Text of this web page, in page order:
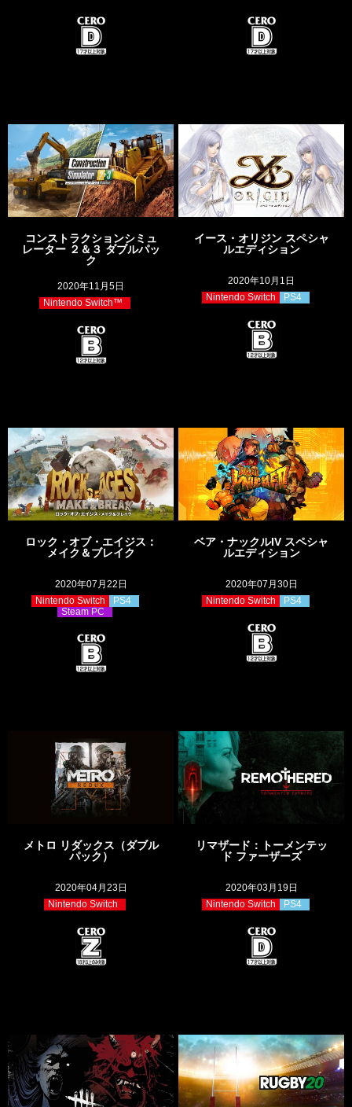
コンストラクションシミュ
レーター ２＆３ ダブルパッ
ク
2020年11月5日
Nintendo Switch™
イース・オリジン スペシャ
ルエディション
2020年10月1日
Nintendo Switch
PS4
ロック・オブ・エイジス：
メイク＆ブレイク
2020年07月22日
Nintendo Switch
PS4
Steam PC
ベア・ナックルIV スペシャ
ルエディション
2020年07月30日
Nintendo Switch
PS4
メトロ リダックス（ダブル
パック）
2020年04月23日
Nintendo Switch
リマザード：トーメンテッ
ド ファーザーズ
2020年03月19日
Nintendo Switch
PS4